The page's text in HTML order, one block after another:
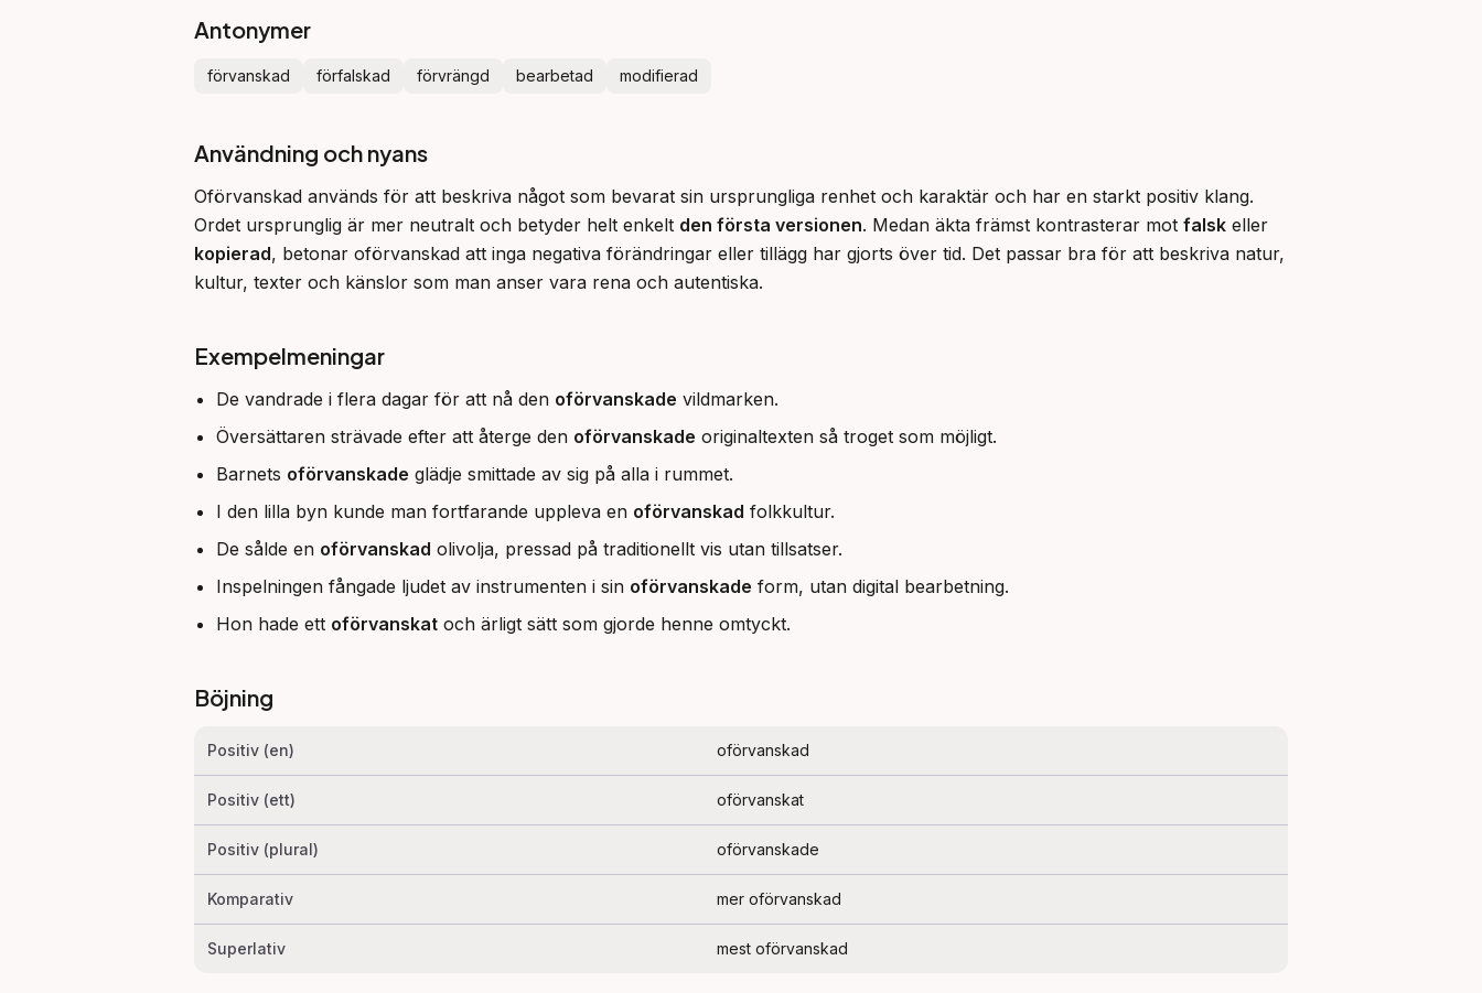
Antonymer
förvanskad förfalskad förvrängd bearbetad modifierad
Användning och nyans
Oförvanskad används för att beskriva något som bevarat sin ursprungliga renhet och karaktär och har en starkt positiv klang.
Ordet ursprunglig är mer neutralt och betyder helt enkelt den första versionen. Medan äkta främst kontrasterar mot falsk
kopierad, betonar oförvanskad att inga negativa förändringar eller tillägg har gjorts över tid. Det passar bra för att beskriva natur,
kultur, texter och känslor som man anser vara rena och autentiska.
Exempelmeningar
De vandrade i flera dagar för att nå den oförvanskade vildmarken.
Översättaren strävade efter att återge den oförvanskade originaltexten så troget som möjligt.
Barnets oförvanskade glädje smittade av sig på alla i rummet.
I den lilla byn kunde man fortfarande uppleva en oförvanskad folkkultur.
De sålde en oförvanskad olivolja, pressad på traditionellt vis utan tillsatser.
Inspelningen fångade ljudet av instrumenten i sin oförvanskade form, utan digital bearbetning.
Hon hade ett oförvanskat och ärligt sätt som gjorde henne omtyckt.
Böjning
Positiv (en) oförvanskad
Positiv (ett) oförvanskat
Positiv (plural) oförvanskade
Komparativ mer oförvanskad
Superlativ mest oförvanskad